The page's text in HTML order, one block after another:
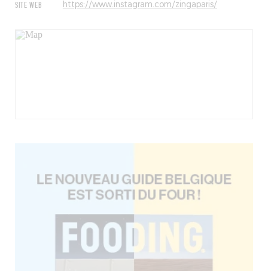
SITE WEB https://www.instagram.com/zingaparis/